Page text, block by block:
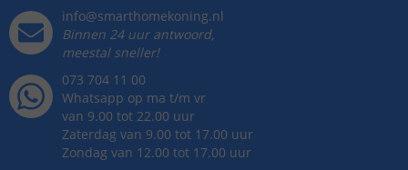
info@smarthomekoning.nl
Binnen 24 uur antwoord,
meestal sneller!
073 704 11 00
Whatsapp op ma t/m vr
van 9.00 tot 22.00 uur
Zaterdag van 9.00 tot 17.00 uur
Zondag van 12.00 tot 17.00 uur